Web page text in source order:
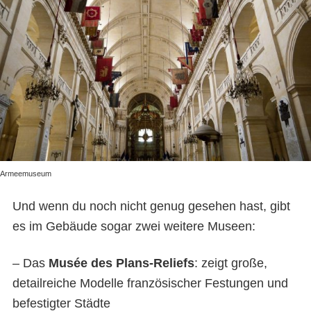
Armeemuseum
Und wenn du noch nicht genug gesehen hast, gibt
es im Gebäude sogar zwei weitere Museen:
– Das Musée des Plans-Reliefs: zeigt große,
detailreiche Modelle französischer Festungen und
befestigter Städte